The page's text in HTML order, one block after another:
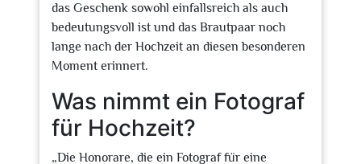
das Geschenk sowohl einfallsreich als auch
bedeutungsvoll ist und das Brautpaar noch
lange nach der Hochzeit an diesen besonderen
Moment erinnert.
Was nimmt ein Fotograf
für Hochzeit?
„Die Honorare, die ein Fotograf für eine